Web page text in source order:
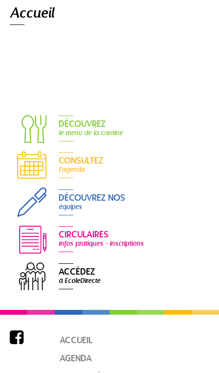
Accueil
DÉCOUVREZ
le menu de la cantine
CONSULTEZ
l'agenda
DÉCOUVREZ NOS
équipes
CIRCULAIRES
infos pratiques - inscriptions
ACCÉDEZ
à EcoleDirecte

ACCUEIL
AGENDA